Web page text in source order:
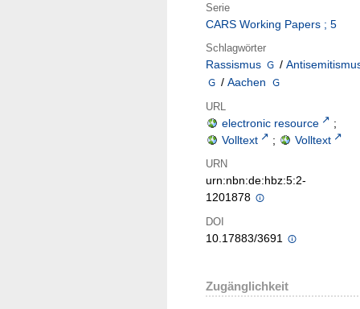
Serie
CARS Working Papers ; 5
Schlagwörter
Rassismus /
/ Aachen
URL
electronic resource
;
Volltext
; Volltext
URN
urn:nbn:de:hbz:5:2-
1201878
DOI
10.17883/3691
Zugänglichkeit